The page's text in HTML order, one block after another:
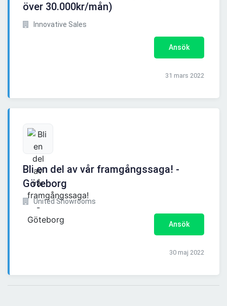
över 30.000kr/mån)
Innovative Sales
Ansök
31 mars 2022
Bli en del av vår framgångssaga! -
Göteborg
United Showrooms
Ansök
30 maj 2022